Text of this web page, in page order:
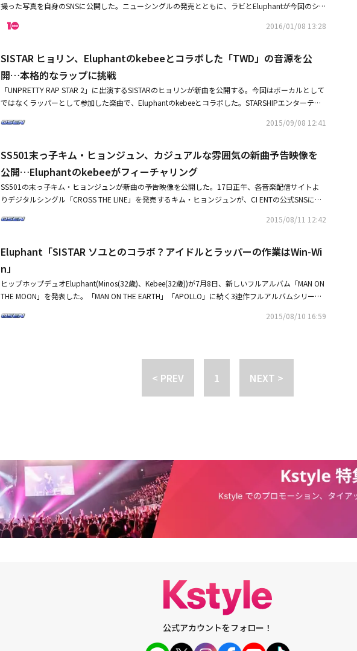
撮った写真を自身のSNSに公開した。ニューシングルの発売とともに、ラビとEluphantが今回のシン
OULD I GO」を公開して話題を集めたVIXXのラビは、キゲンとデビュー前からの親しい関係だ。キゲ
持してきた。今回のキゲンのシングルにラビとEluphantがフィーチャリングで参加することにな
り、彼らが共に作業したキゲンの新曲に音楽ファンの期待が集まっている。 キゲンの所属事務所で
あるBRANDNEW MUSICは「2016年に入ってBRANDNEW MUSICで初めて発売されるアルバムの主人
公はキゲンだ。今年のスタートを切るだけに心血を注いで作業した。期待してもいい」と伝えた。キ
ゲンのニューシングルは11日正午、音楽配信サイトで発売される予定だ。
2016/01/08 13:28
SISTAR ヒョリン、Eluphantのkebeeとコラボした「TWD」の音源を公
開…本格的なラップに挑戦
「UNPRETTY RAP STAR 2」に出演するSISTARのヒョリンが新曲を公開する。今回はボーカルとして
ではなくラッパーとして参加した楽曲で、Eluphantのkebeeとコラボした。STARSHIPエンターテイ
L DESTROYER)」を無料で公開した。この曲は音楽配信サイトでは発売されていない。しかし、ヒョ
STAR 2」への出演を控えているため、今回のアルバムがさらに注目を集めている。ヒョリンは独特
な音色と拍子が際立つラップでボーカルに負けない実力を披露し、これからの活動の期待を高めた。
これに先立ちヒョリンは、Block B ジコ、ラッパーPaloaltoと一緒に「DARK PANDA」でコラボも披
露した。
2015/09/08 12:41
SS501末っ子キム・ヒョンジュン、カジュアルな雰囲気の新曲予告映像を
公開…Eluphantのkebeeがフィーチャリング
SS501の末っ子キム・ヒョンジュンが新曲の予告映像を公開した。17日正午、各音楽配信サイトよ
りデジタルシングル「CROSS THE LINE」を発売するキム・ヒョンジュンが、CI ENTの公式SNSに新
バック日「2015.08.17 PM 12:00」と新曲「CROSS THE LINE」というタイトルの登場から始まる予
力派ヒップホップバンドEluphantのkebeeのラップとキム・ヒョンジュンの甘い歌声が予告映像と調
ア、アルゼンチン、チリの南米4ヶ国でワールドツアーを開催し、9000人ほどの海外ファンと会った
キム・ヒョンジュンは17日、ソロ歌手として韓国で約2年ぶりに発表する今回の新曲「CROSS THE L
INE」で音楽番組をはじめとする様々な番組に出演して精力的に活動する予定で、長い間キム・ヒョ
ンジュンのカムバックを待ってきたたくさんのファンから注目を浴びている。CI ENTは「実力派ヒッ
2015/08/11 12:42
Eluphant「SISTAR ソユとのコラボ？アイドルとラッパーの作業はWin-Wi
n」
ヒップホップデュオEluphant(Minos(32歳)、Kebee(32歳))が7月8日、新しいフルアルバム「MAN ON
THE MOON」を発表した。「MAN ON THE EARTH」「APOLLO」に続く3連作フルアルバムシリーズ
ルバムで、いつも見えるが手の届かないところにあるものへの感情を月に喩えて表現したEluphant
精力的に活動する予定だ。特に、Eluphantは3年ぶりに3連作アルバムシリーズの終止符を打った今
けた。「3rdフルアルバムだ。5年近い時間をかけた作業のラストである。音楽面とそれ以外の面で
色々と変化があった。アルバムを出す過程、発表する過程でたくさん学んだし、良い仲間にも巡り合
始めた頃は、フルアルバムを出すことに集中したが、今は作品よりも一つの曲を発表する方向へ市場
の流れが変わった。そこから僕たちの欲を捨てることや、僕たちの話に集中することなど、色々な悩
みができた。作業した楽曲の中でトラックリストに含まれなかった曲も多いが、欲を捨てるのにかな
り時間が必要だった」(Kebee)「このアルバムで、タイトル曲以外に僕たちが精魂を込めて作った全
ての楽曲を聞いて頂くことができるのかと思った。欲張ったかもしれないが、僕たちの音楽に興味の
ある方には、全ての楽曲が十分に気に入って頂けるように、タイトル曲以外はただの脇役ではなく、
全ての楽曲が有機的に繋がる作品集を作りたいと思った」(Kebee)3年ぶりにニューアルバムを発表し
一度教えてあげると話した。「最近では直観的かつ刺激的な音楽が多いと思った。もちろん、そうい
う音楽にも込めようとするメッセージがあるだろうが、僕たちが目指すのは十分に考えられるメッセ
ージだ。長い間気楽に聞ける音楽が作りたい。10代の頃、ユン・ジョンシンとPANICの音楽が好きだ
った。今僕たちはヒップホップをしているが、それが土台になって反映されたと思う。僕たちの音楽
2015/08/10 16:59
< PREV 1 NEXT >
公式アカウントをフォロー！